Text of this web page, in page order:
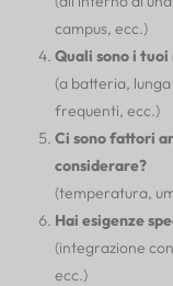
campus, ecc.)
Quali sono i
(a batteria,
frequenti, ecc.)
Ci sono fattori
considerare?
(temperatura,
Hai esigenze
(integrazione
ecc.)